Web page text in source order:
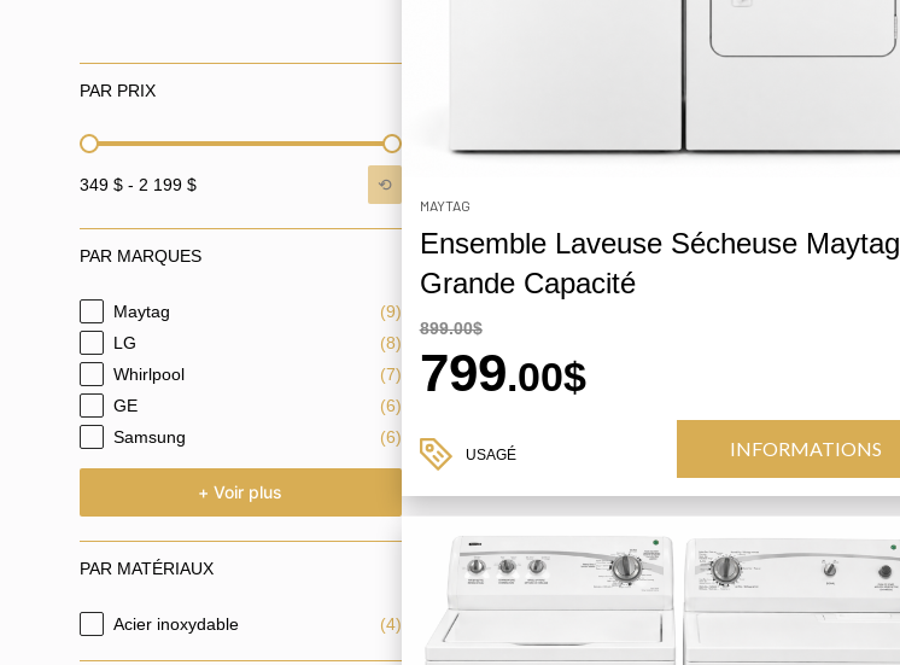
PAR PRIX
PAR PRIX
349 $ - 2 199 $
⟲
PAR MARQUES
PAR MARQUES
Maytag
(9)
LG
(8)
Whirlpool
(7)
GE
(6)
Samsung
(6)
+ Voir plus
PAR MATÉRIAUX
PAR MATÉRIAUX
Acier inoxydable (4)
MAYTAG
Ensemble Laveuse Sécheuse Maytag
Grande Capacité
899.00$
799.00$
USAGÉ INFORMATIONS